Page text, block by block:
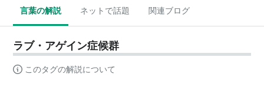
言葉の解説 ネットで話題 関連ブログ
ラブ・アゲイン症候群
このタグの解説について